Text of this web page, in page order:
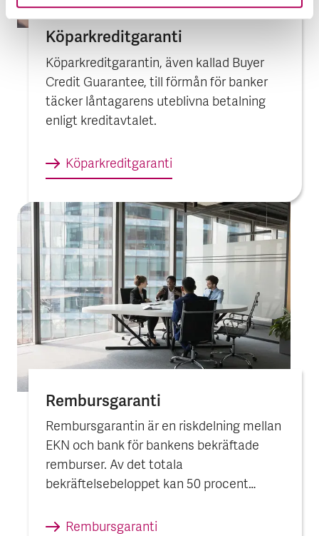
Köpar­kredit­garanti
Köparkreditgarantin, även kallad Buyer
Credit Guarantee, till förmån för banker
täcker låntagarens uteblivna betalning
enligt kreditavtalet.
Köpar­kredit­garanti
Rembursgaranti
Rembursgarantin är en riskdelning mellan
EKN och bank för bankens bekräftade
remburser. Av det totala
bekräftelsebeloppet kan 50 procent
Rembursgaranti